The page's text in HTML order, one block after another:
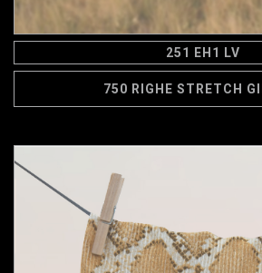
251 EH1 LV
750 RIGHE STRETCH